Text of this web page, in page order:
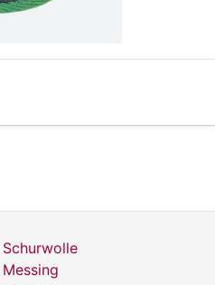
Schurwolle
Messing